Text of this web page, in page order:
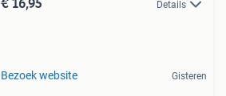
Details
Bezoek website Gisteren